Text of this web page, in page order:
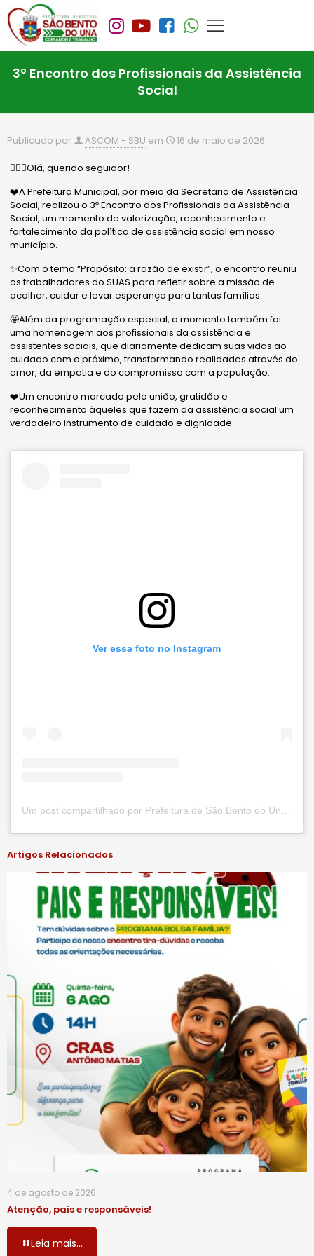
3º Encontro dos Profissionais da Assistência
Social
Publicado por ASCOM - SBU em 16 de maio de 2026
🙋🏻‍♂️Olá, querido seguidor!
❤️A Prefeitura Municipal, por meio da Secretaria de Assistência
Social, realizou o 3º Encontro dos Profissionais da Assistência
Social, um momento de valorização, reconhecimento e
fortalecimento da política de assistência social em nosso
município.
✨Com o tema “Propósito: a razão de existir”, o encontro reuniu
os trabalhadores do SUAS para refletir sobre a missão de
acolher, cuidar e levar esperança para tantas famílias.
🤩Além da programação especial, o momento também foi
uma homenagem aos profissionais da assistência e
assistentes sociais, que diariamente dedicam suas vidas ao
cuidado com o próximo, transformando realidades através do
amor, da empatia e do compromisso com a população.
❤️Um encontro marcado pela união, gratidão e
reconhecimento àqueles que fazem da assistência social um
verdadeiro instrumento de cuidado e dignidade.
Ver essa foto no Instagram
Artigos Relacionados
4 de agosto de 2026
Atenção, pais e responsáveis!
Leia mais...